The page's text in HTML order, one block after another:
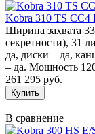
Kobra 310 TS CC4
Ширина захвата
секретности), 31
да, диски – да,
– да. Мощность
261 295 руб.
В сравнение